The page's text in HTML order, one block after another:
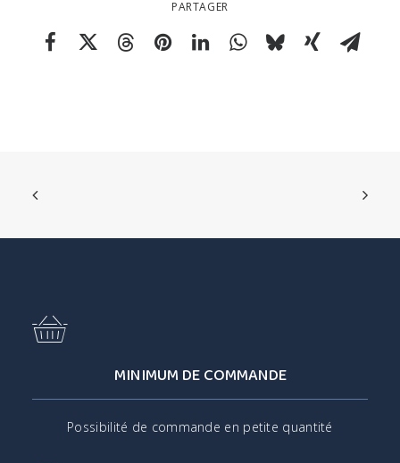
PARTAGER
MINIMUM DE COMMANDE
Possibilité de commande en petite quantité